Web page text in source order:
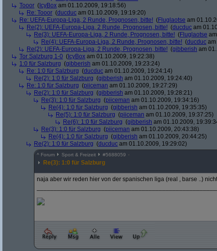
Tooor ( IcyBox am 01.10.2009, 19:18:56)
Re: Tooor (ducduc am 01.10.2009, 19:19:20)
Re: UEFA-Europa-Liga, 2 Runde, Prognosen, bitte! (Fluglaotse am
Re(2): UEFA-Europa-Liga, 2 Runde, Prognosen, bitte! (ducduc am
Re(3): UEFA-Europa-Liga, 2 Runde, Prognosen, bitte! (Fluglaotse
Re(4): UEFA-Europa-Liga, 2 Runde, Prognosen, bitte! (ducduc
Re(2): UEFA-Europa-Liga, 2 Runde, Prognosen, bitte! (gibberish am
Tor Salzburg 1-0 ( IcyBox am 01.10.2009, 19:22:38)
1:0 für Salzburg (gibberish am 01.10.2009, 19:23:24)
Re: 1:0 für Salzburg (ducduc am 01.10.2009, 19:24:14)
Re(2): 1:0 für Salzburg (gibberish am 01.10.2009, 19:24:40)
Re: 1:0 für Salzburg (piiceman am 01.10.2009, 19:27:29)
Re(2): 1:0 für Salzburg (gibberish am 01.10.2009, 19:28:21)
Re(3): 1:0 für Salzburg (piiceman am 01.10.2009, 19:34:16)
Re(4): 1:0 für Salzburg (gibberish am 01.10.2009, 19:35:35)
Re(5): 1:0 für Salzburg (piiceman am 01.10.2009, 19:37:25)
Re(6): 1:0 für Salzburg (gibberish am 01.10.2009,
Re(3): 1:0 für Salzburg (piiceman am 01.10.2009, 20:43:38)
Re(4): 1:0 für Salzburg (gibberish am 01.10.2009, 20:44:25)
Re(2): 1:0 für Salzburg (ducduc am 01.10.2009, 19:29:02)
^ Forum Sport & Freizeit #5688059
Re(3): 1:0 für Salzburg
naja aber wir reden hier von der spanischen liga (real , barse ..)